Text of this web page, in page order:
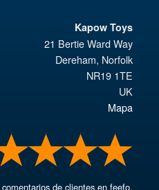
Kapow Toys
21 Bertie Ward Way
Dereham, Norfolk
NR19 1TE
UK
Mapa
comentarios de clientes en feefo.